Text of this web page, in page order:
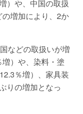
）や、中国の取扱
増加により、2か
などの取扱いが増
）や、染料・塗
％増）、家具装
りの増加となっ